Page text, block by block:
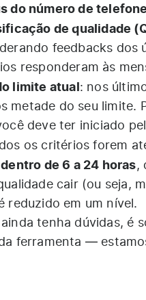
do número de telefone
de qualidade
feedbacks dos
responderam às
limite atual: nos
metade do seu limite.
deve ter iniciado
os critérios forem
de 6 a 24 horas,
cair (ou seja,
reduzido em um nível.
ainda tenha dúvidas, é
ferramenta —